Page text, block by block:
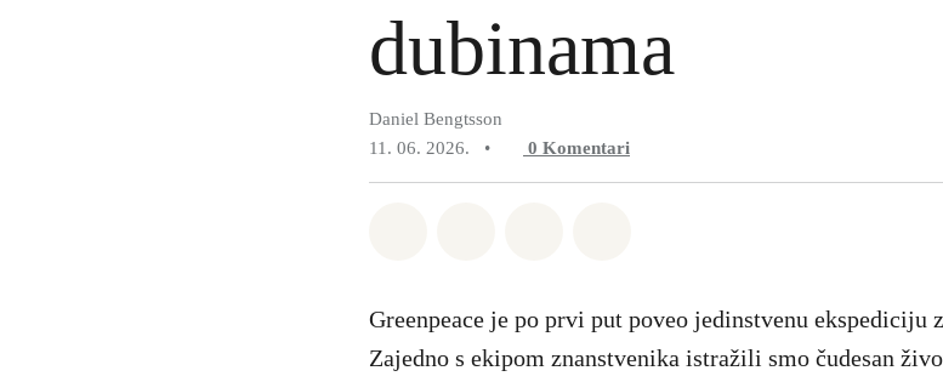
dubinama
Daniel Bengtsson
11. 06. 2026.
• 0 Komentari
Greenpeace je po prvi put poveo jedinstvenu ekspediciju
Zajedno s ekipom znanstvenika istražili smo čudesan